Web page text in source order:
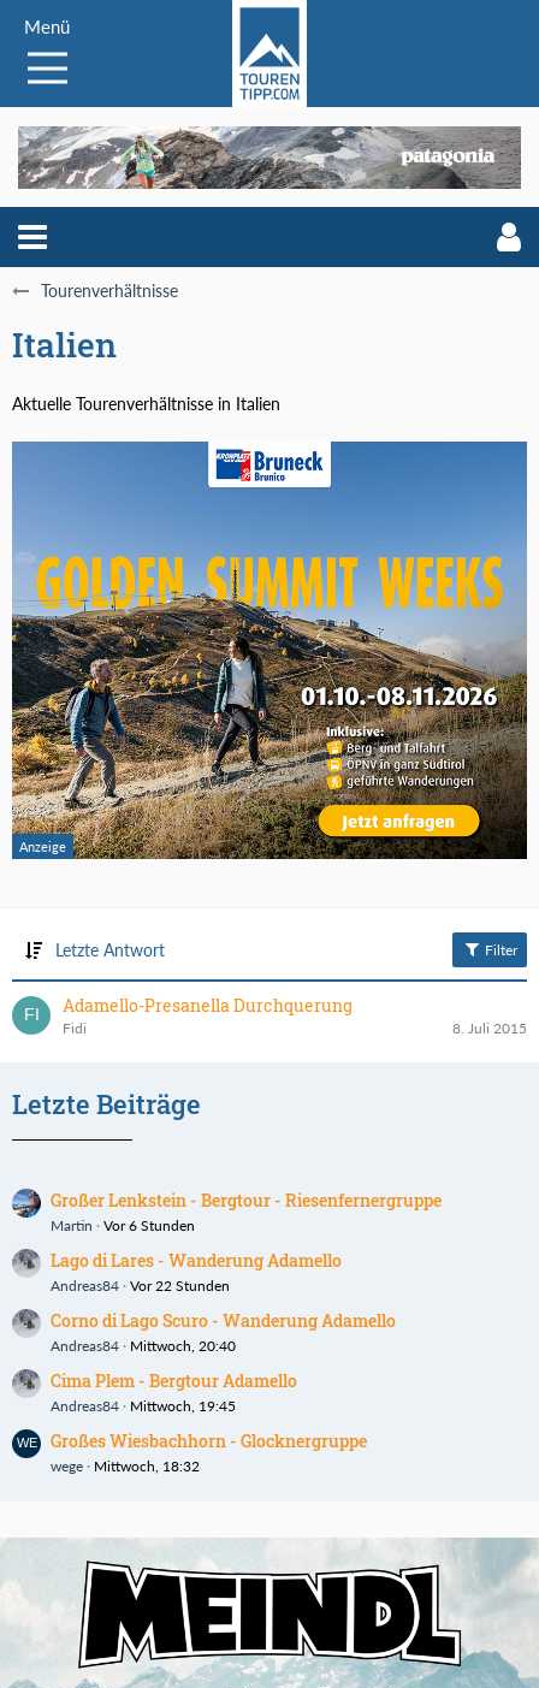
Menü
Tourenverhältnisse
Italien
Aktuelle Tourenverhältnisse in Italien
Letzte Antwort Filter
Adamello-Presanella Durchquerung
Fidi 8. Juli 2015
Letzte Beiträge
Großer Lenkstein - Bergtour - Riesenfernergruppe
Martin Vor 6 Stunden
Lago di Lares - Wanderung Adamello
Andreas84 Vor 22 Stunden
Corno di Lago Scuro - Wanderung Adamello
Andreas84 Mittwoch, 20:40
Cima Plem - Bergtour Adamello
Andreas84 Mittwoch, 19:45
Großes Wiesbachhorn - Glocknergruppe
wege Mittwoch, 18:32